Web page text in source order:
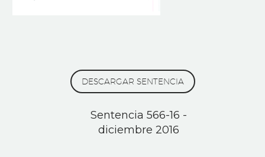
DESCARGAR SENTENCIA
Sentencia 566-16 -
diciembre 2016